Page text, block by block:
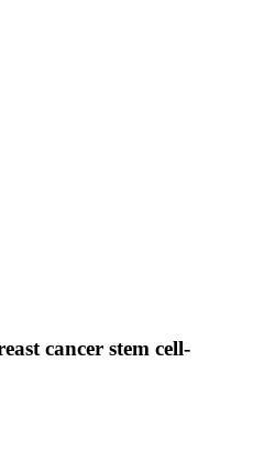
cancer stem cell-